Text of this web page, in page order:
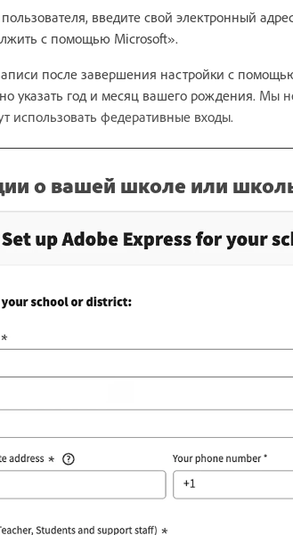
введите свой электронный
с помощью Microsoft».
после завершения настройки с
указать год и месяц вашего рождения. Мы
использовать федеративные входы.
о вашей школе или